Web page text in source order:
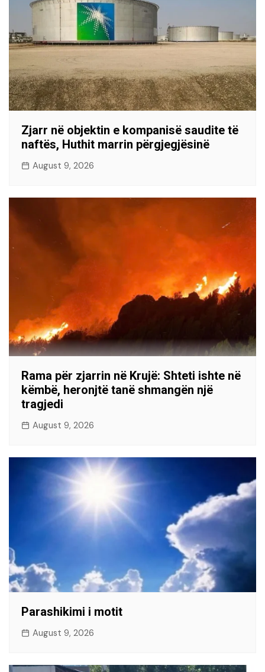
Zjarr në objektin e kompanisë saudite të
naftës, Huthit marrin përgjegjësinë
August 9, 2026
Rama për zjarrin në Krujë: Shteti ishte në
këmbë, heronjtë tanë shmangën një
tragjedi
August 9, 2026
Parashikimi i motit
August 9, 2026